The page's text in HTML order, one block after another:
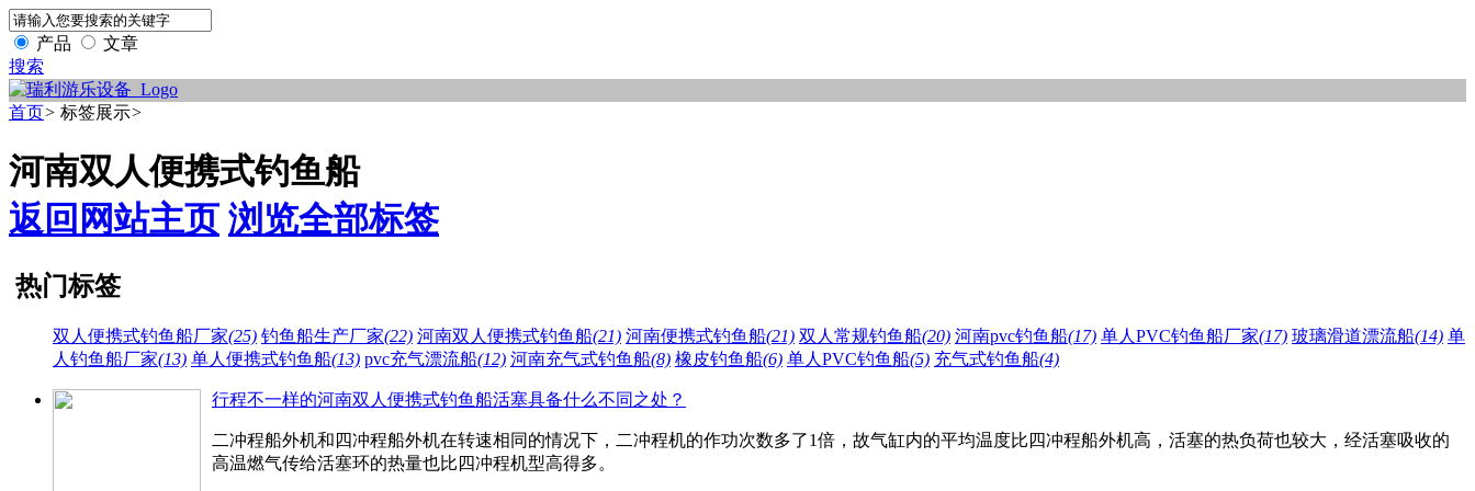
产品
文章
搜索
首页> 标签展示>
河南双人便携式钓鱼船
返回网站主页 浏览全部标签
热门标签
双人便携式钓鱼船厂家(25) 钓鱼船生产厂家(22) 河南双人便携式钓鱼船(21) 河南便携式钓鱼船(21) 双人常规钓鱼船(20) 河南pvc钓鱼船(17) 单人PVC钓鱼船厂家(17) 玻璃滑道漂流船(14) 单
人钓鱼船厂家(13) 单人便携式钓鱼船(13) pvc充气漂流船(12) 河南充气式钓鱼船(8) 橡皮钓鱼船(6) 单人PVC钓鱼船(5) 充气式钓鱼船(4)
行程不一样的河南双人便携式钓鱼船活塞具备什么不同之处？
二冲程船外机和四冲程船外机在转速相同的情况下，二冲程机的作功次数多了1倍，故气缸内的平均温度比四冲程船外机高，活塞的热负荷也较大，经活塞吸收的
高温燃气传给活塞环的热量也比四冲程机型高得多。